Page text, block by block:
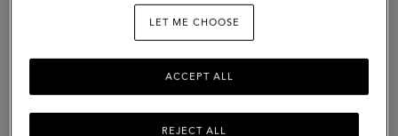
Green
LET ME CHOOSE
REJECT ALL
ACCEPT ALL